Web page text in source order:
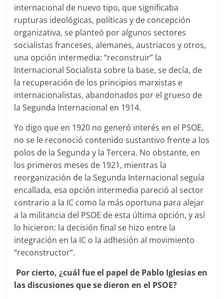
internacional de nuevo tipo, que significaba
rupturas ideológicas, políticas y de concepción
organizativa, se planteó por algunos sectores
socialistas franceses, alemanes, austriacos y otros,
una opción intermedia: “reconstruir” la
Internacional Socialista sobre la base, se decía, de
la recuperación de los principios marxistas e
internacionalistas, abandonados por el grueso de
la Segunda Internacional en 1914.
Yo digo que en 1920 no generó interés en el PSOE,
no se le reconoció contenido sustantivo frente a los
polos de la Segunda y la Tercera. No obstante, en
los primeros meses de 1921, mientras la
reorganización de la Segunda Internacional seguía
encallada, esa opción intermedia pareció al sector
contrario a la IC como la más oportuna para alejar
a la militancia del PSOE de esta última opción, y así
lo hicieron: la decisión final se hizo entre la
integración en la IC o la adhesión al movimiento
“reconstructor”.
Por cierto, ¿cuál fue el papel de Pablo Iglesias en
las discusiones que se dieron en el PSOE?